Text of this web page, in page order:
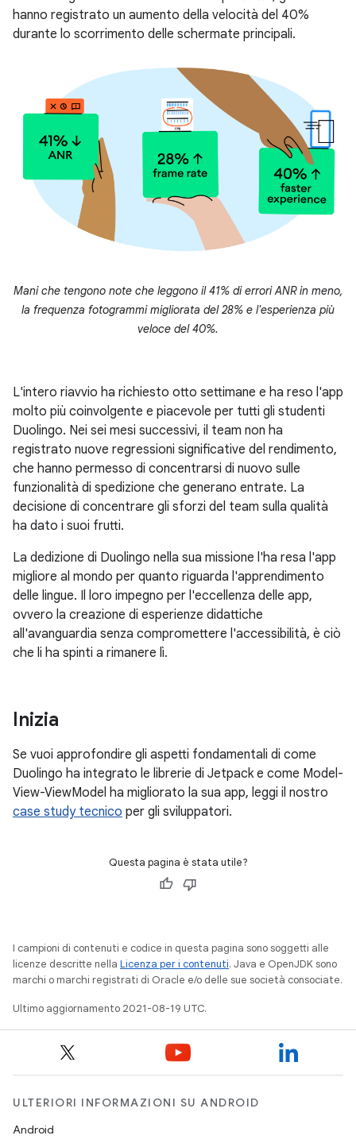
hanno registrato un aumento della velocità del 40%
durante lo scorrimento delle schermate principali.
Mani che tengono note che leggono il 41% di errori ANR in meno,
la frequenza fotogrammi migliorata del 28% e l'esperienza più
veloce del 40%.
L'intero riavvio ha richiesto otto settimane e ha reso l'app
molto più coinvolgente e piacevole per tutti gli studenti
Duolingo. Nei sei mesi successivi, il team non ha
registrato nuove regressioni significative del rendimento,
che hanno permesso di concentrarsi di nuovo sulle
funzionalità di spedizione che generano entrate. La
decisione di concentrare gli sforzi del team sulla qualità
ha dato i suoi frutti.
La dedizione di Duolingo nella sua missione l'ha resa l'app
migliore al mondo per quanto riguarda l'apprendimento
delle lingue. Il loro impegno per l'eccellenza delle app,
ovvero la creazione di esperienze didattiche
all'avanguardia senza compromettere l'accessibilità, è ciò
che li ha spinti a rimanere lì.
Inizia
Se vuoi approfondire gli aspetti fondamentali di come
Duolingo ha integrato le librerie di Jetpack e come Model-
View-ViewModel ha migliorato la sua app, leggi il nostro
case study tecnico per gli sviluppatori.
Questa pagina è stata utile?
I campioni di contenuti e codice in questa pagina sono soggetti alle
licenze descritte nella Licenza per i contenuti. Java e OpenJDK sono
marchi o marchi registrati di Oracle e/o delle sue società consociate.
Ultimo aggiornamento 2021-08-19 UTC.
ULTERIORI INFORMAZIONI SU ANDROID
Android